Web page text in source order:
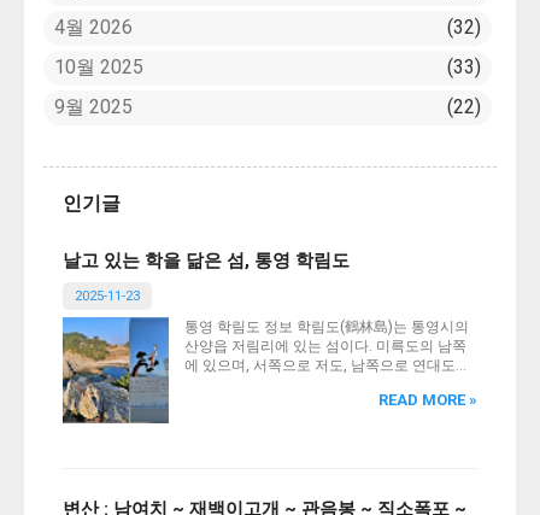
4월 2026
32
10월 2025
33
9월 2025
22
인기글
날고 있는 학을 닮은 섬, 통영 학림도
2025-11-23
통영 학림도 정보 학림도(鶴林島)는 통영시의
산양읍 저림리에 있는 섬이다. 미륵도의 남쪽
에 있으며, 서쪽으로 저도, 남쪽으로 연대도와
처럼 휜 모양을 하고 있어 천연의 방파제 역할
로 적고 있다. 『조선지도』(고성), 『1872년
READ MORE »
변산 : 남여치 ~ 재백이고개 ~ 관음봉 ~ 직소폭포 ~